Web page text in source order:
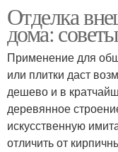
Отделка
дома:
Применение для
или плитки даст
дешево и в
деревянное
искусственную
отличить от